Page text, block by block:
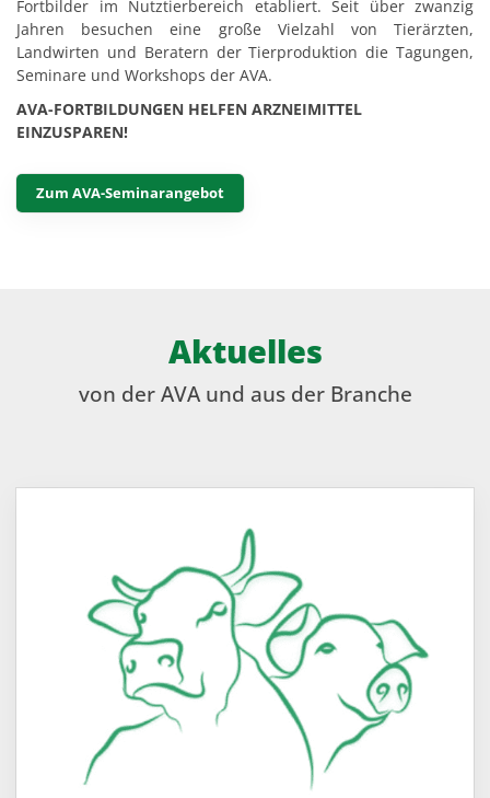
Fortbilder im Nutztierbereich etabliert. Seit über zwanzig
Jahren besuchen eine große Vielzahl von Tierärzten,
Landwirten und Beratern der Tierproduktion die Tagungen,
Seminare und Workshops der AVA.
AVA-FORTBILDUNGEN HELFEN ARZNEIMITTEL
EINZUSPAREN!
Zum AVA-Seminarangebot
Aktuelles
von der AVA und aus der Branche